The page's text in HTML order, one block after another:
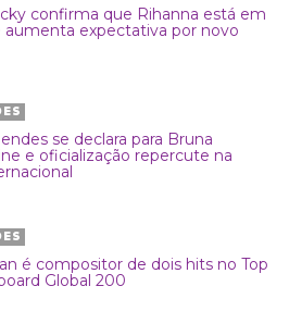
confirma que Rihanna está em
aumenta expectativa por novo
se declara para Bruna
e oficialização repercute na
é compositor de dois hits no Top
Global 200